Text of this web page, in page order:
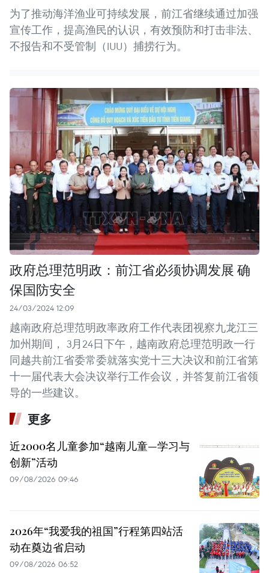
为了推动海洋渔业可持续发展，前江省继续通过加强
宣传工作，提高渔民的认识，有效预防和打击非法、
不报告和不受管制（IUU）捕捞行为。
政府总理范明政：前江省必须协调发展 确
保国防安全
24/03/2024 12:09
越南政府总理范明政率政府工作代表团视察九龙江三
加州期间， 3月24日下午，越南政府总理范明政一行
同越共前江省委常委就落实党十三大决议和前江省第
十一届代表大会决议举行工作会议，并答复前江省领
导的一些建议。
更多
近2000名儿童参加“越南儿童—学习与
创新”活动
09/08/2026 09:46
2026年“我爱我的祖国”行程第四站活
动在奠边省启动
09/08/2026 06:52